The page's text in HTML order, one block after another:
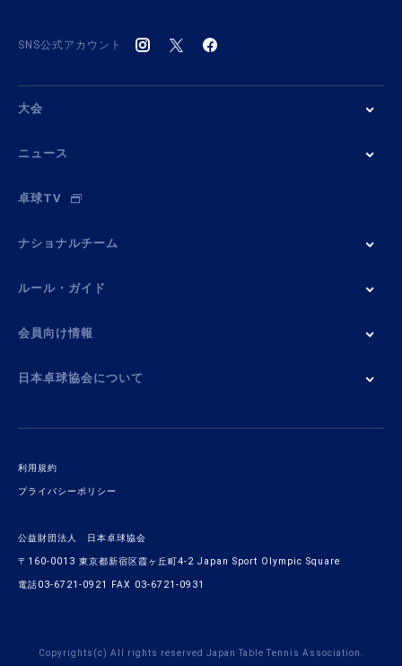
SNS公式アカウント
大会
ニュース
卓球TV
ナショナルチーム
ルール・ガイド
会員向け情報
日本卓球協会について
利用規約
プライバシーポリシー
公益財団法人 日本卓球協会
〒160-0013 東京都新宿区霞ヶ丘町4-2 Japan Sport Olympic Square
電話03-6721-0921 FAX 03-6721-0931
Copyrights(c) All rights reserved Japan Table Tennis Association.